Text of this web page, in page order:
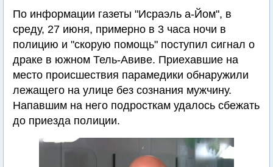
По информации газеты "Исраэль а-Йом", в
среду, 27 июня, примерно в 3 часа ночи в
полицию и "скорую помощь" поступил сигнал о
драке в южном Тель-Авиве. Приехавшие на
место происшествия парамедики обнаружили
лежащего на улице без сознания мужчину.
Напавшим на него подросткам удалось сбежать
до приезда полиции.